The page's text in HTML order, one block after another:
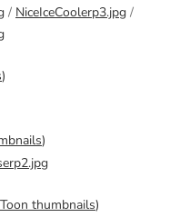
/ NiceIceCoolerp3.jpg /
)
)
Toon thumbnails)